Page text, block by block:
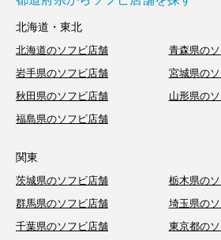
北海道・東北
北海道のソフビ店舗
青森県の
岩手県のソフビ店舗
宮城県の
秋田県のソフビ店舗
山形県の
福島県のソフビ店舗
関東
茨城県のソフビ店舗
栃木県の
群馬県のソフビ店舗
埼玉県の
千葉県のソフビ店舗
東京都の